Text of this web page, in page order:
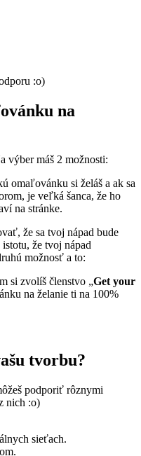
:o)
na
výber máš 2 možnosti:
omaľovánku si želáš a ak sa
je veľká šanca, že ho
na stránke.
že sa tvoj nápad bude
že tvoj nápad
možnosť a to:
si zvolíš členstvo „Get your
na želanie ti na 100%
tvorbu?
podporiť rôznymi
nich :o)
sieťach.